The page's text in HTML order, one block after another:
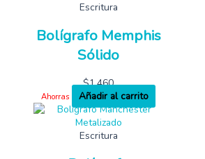
Escritura
Bolígrafo Memphis
Sólido
$1,460
Ahorras Añadir al carrito
Escritura